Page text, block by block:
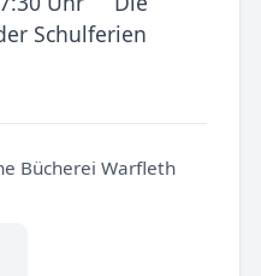
Schulferien
Bücherei Warfleth